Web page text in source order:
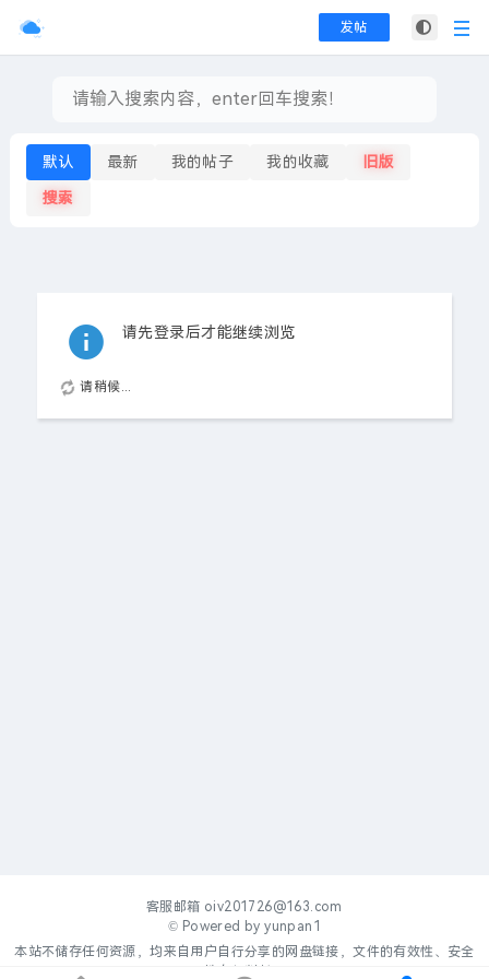
发帖
默认 最新 我的帖子 我的收藏 旧版
搜索
请先登录后才能继续浏览
请稍候...
客服邮箱 oiv201726@163.com
© Powered byyunpan1
本站不储存任何资源，均来自用户自行分享的网盘链接，文件的有效性、安全